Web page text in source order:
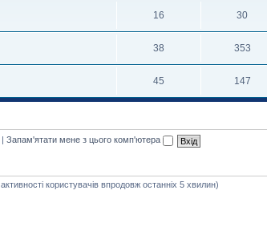
16 30
38 353
45 147
|Запам'ятати мене з цього комп'ютера
користувачів впродовж останніх 5 хвилин)